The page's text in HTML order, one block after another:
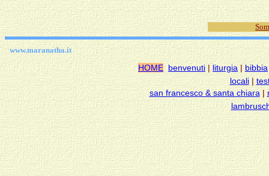
www.maranatha.it
HOME benvenuti |liturgia |bibbia
locali|
san francesco & santa chiara |